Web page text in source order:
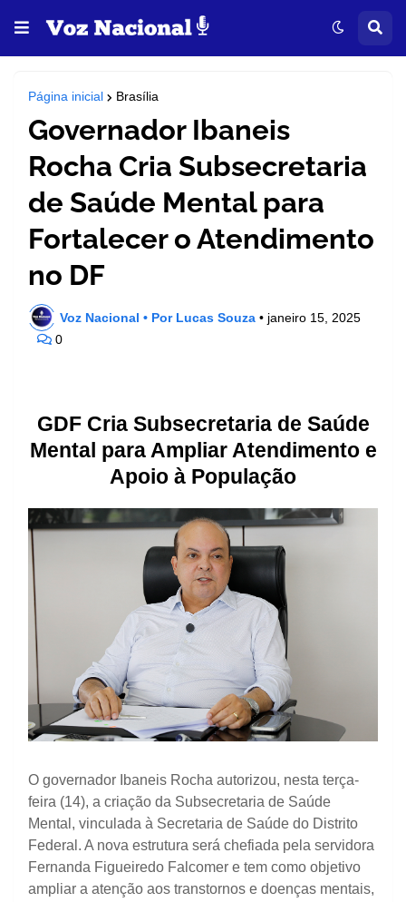
Página inicial Brasília
Governador Ibaneis
Rocha Cria Subsecretaria
de Saúde Mental para
Fortalecer o Atendimento
no DF
Voz Nacional • Por Lucas Souza • janeiro 15, 2025
0
GDF Cria Subsecretaria de Saúde
Mental para Ampliar Atendimento e
Apoio à População
O governador Ibaneis Rocha autorizou, nesta terça-
feira (14), a criação da Subsecretaria de Saúde
Mental, vinculada à Secretaria de Saúde do Distrito
Federal. A nova estrutura será chefiada pela servidora
Fernanda Figueiredo Falcomer e tem como objetivo
ampliar a atenção aos transtornos e doenças mentais,